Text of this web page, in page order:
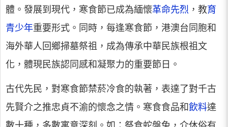
體。發展到現代，寒食節已成為緬懷革命先烈 ，教育
青少年重要形式。同時，每逢寒食節，港澳台同胞和
海外華人回鄉掃墓祭祖，成為傳承中華民族根祖文
化，體現民族認同感和凝聚力的重要節日。
古代先民，對寒食節禁菸冷食的執著，表達了對千古
先賢介之推忠貞不渝的懷念之情。寒食食品和飲料達